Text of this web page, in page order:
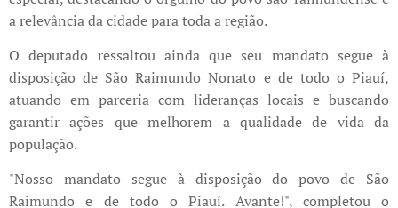
a relevância da cidade para toda a região.
O deputado ressaltou ainda que seu mandato segue à
disposição de São Raimundo Nonato e de todo o Piauí,
atuando em parceria com lideranças locais e buscando
garantir ações que melhorem a qualidade de vida da
população.
"Nosso mandato segue à disposição do povo de São
Raimundo e de todo o Piauí. Avante!", completou o